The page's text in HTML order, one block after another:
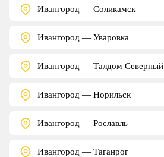
Ивангород — Соликамск
Ивангород — Уваровка
Ивангород — Талдом Северный
Ивангород — Норильск
Ивангород — Рославль
Ивангород — Таганрог